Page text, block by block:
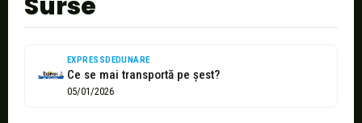
EXPRESSDEDUNARE
Ce se mai transportă pe șest?
05/01/2026